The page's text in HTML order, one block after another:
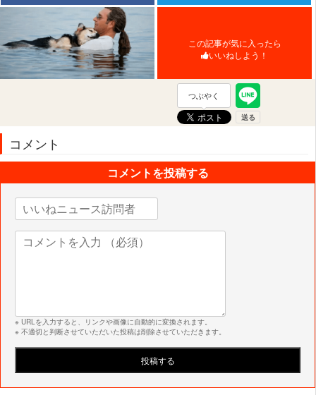
この記事が気に入ったら
いいねしよう！
つぶやく
コメント
コメントを投稿する
※ URLを入力すると、リンクや画像に自動的に変換されます。
※ 不適切と判断させていただいた投稿は削除させていただきます。